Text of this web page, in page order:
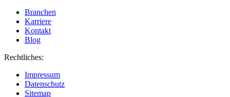
Branchen
Karriere
Kontakt
Blog
Rechtliches:
Impressum
Datenschutz
Sitemap